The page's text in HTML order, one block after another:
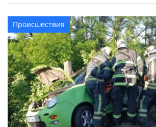
погибший — молодой человек. Его
смерти и все обстоятельства трагедии
правоохранители.
Происшествия